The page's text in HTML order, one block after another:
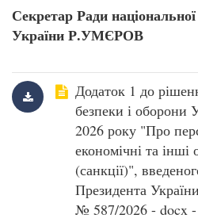
Секретар Ради національної
України Р.УМЄРОВ
Додаток 1 до
безпеки і оборони
2026 року "Про
економічні та інші
(санкції)",
Президента
№ 587/2026 - docx